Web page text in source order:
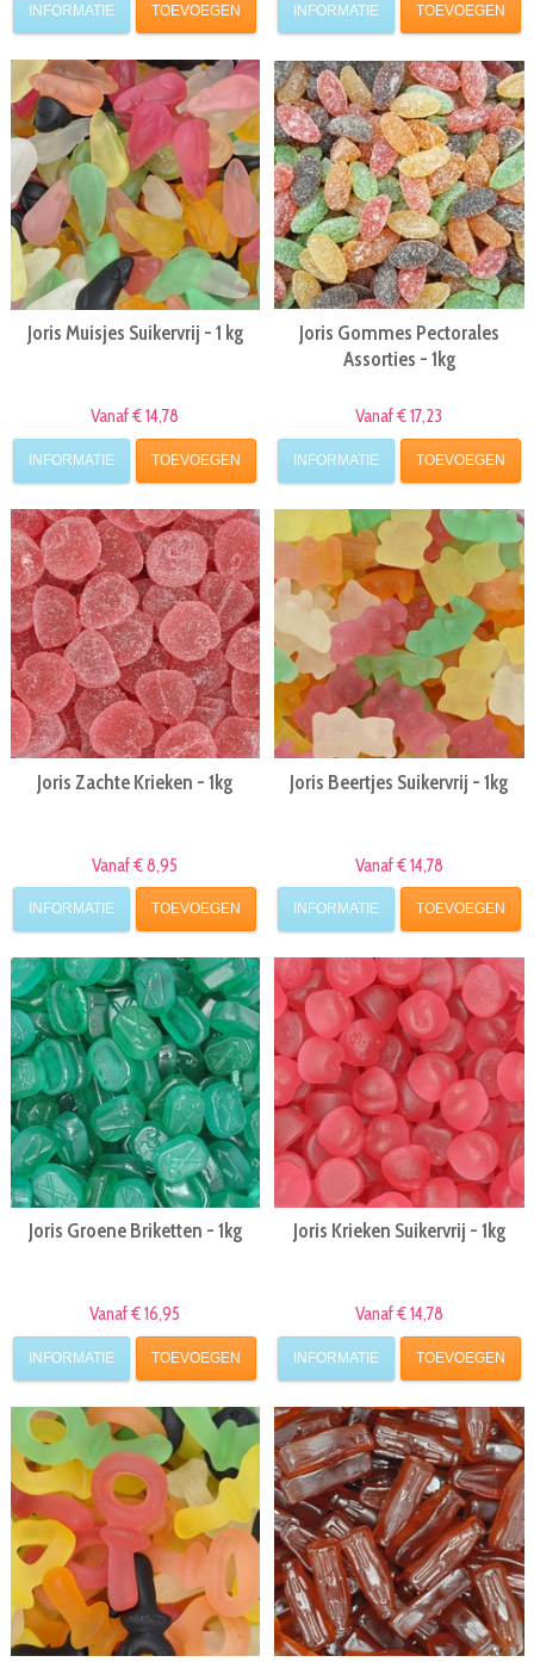
INFORMATIE TOEVOEGEN INFORMATIE TOEVOEGEN
Joris Muisjes Suikervrij - 1 kg
Vanaf € 14,78
INFORMATIE TOEVOEGEN
Joris Gommes Pectorales
Assorties - 1kg
Vanaf € 17,23
INFORMATIE TOEVOEGEN
Joris Zachte Krieken - 1kg
Vanaf € 8,95
INFORMATIE TOEVOEGEN
Joris Beertjes Suikervrij - 1kg
Vanaf € 14,78
INFORMATIE TOEVOEGEN
Joris Groene Briketten - 1kg
Vanaf € 16,95
INFORMATIE TOEVOEGEN
Joris Krieken Suikervrij - 1kg
Vanaf € 14,78
INFORMATIE TOEVOEGEN